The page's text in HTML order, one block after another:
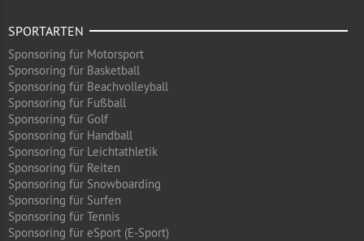
SPORTARTEN
Sponsoring für Motorsport
Sponsoring für Basketball
Sponsoring für Beachvolleyball
Sponsoring für Fußball
Sponsoring für Golf
Sponsoring für Handball
Sponsoring für Leichtathletik
Sponsoring für Reiten
Sponsoring für Snowboarding
Sponsoring für Surfen
Sponsoring für Tennis
Sponsoring für eSport (E-Sport)